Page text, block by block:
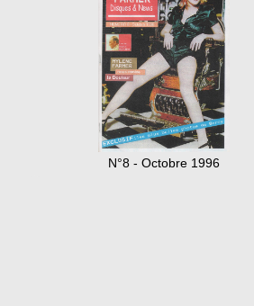
N°8 - Octobre 1996